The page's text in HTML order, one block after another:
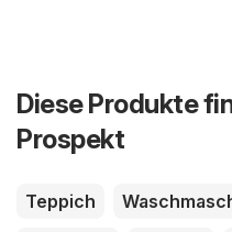
Diese Produkte
Prospekt
Teppich